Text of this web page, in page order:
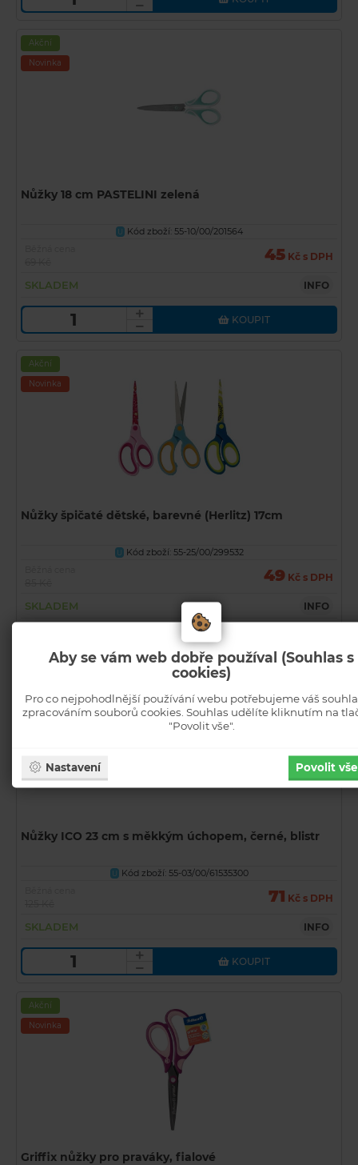
Aby se vám web dobře používal (Souhlas s
cookies)
Pro co nejpohodlnější používání webu potřebujeme váš
zpracováním souborů cookies. Souhlas udělíte kliknutím na
"Povolit vše".
Nastavení Povolit vše
Akční
Novinka
Nůžky 18 cm PASTELINI zelená
U Kód zboží: 55-10/00/201564
45 Kč s DPH
SKLADEM INFO
KOUPIT
Akční
Novinka
Nůžky špičaté dětské, barevné (Herlitz) 17cm
U Kód zboží: 55-25/00/299532
49 Kč s DPH
SKLADEM INFO
Novinka
Nůžky ICO 23 cm s měkkým úchopem, černé, blistr
U Kód zboží: 55-03/00/61535300
71 Kč s DPH
SKLADEM INFO
KOUPIT
Akční
Novinka
Griffix nůžky pro praváky, fialové